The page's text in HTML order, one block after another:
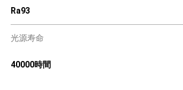
Ra93
光源寿命
40000時間